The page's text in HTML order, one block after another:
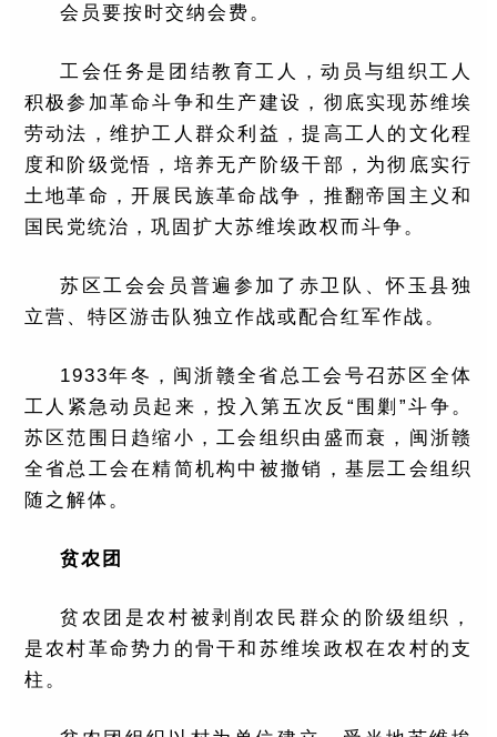
会员要按时交纳会费。
工会任务是团结教育工人，动员与组织工人
积极参加革命斗争和生产建设，彻底实现苏维埃
劳动法，维护工人群众利益，提高工人的文化程
度和阶级觉悟，培养无产阶级干部，为彻底实行
土地革命，开展民族革命战争，推翻帝国主义和
国民党统治，巩固扩大苏维埃政权而斗争。
苏区工会会员普遍参加了赤卫队、怀玉县独
立营、特区游击队独立作战或配合红军作战。
1933年冬，闽浙赣全省总工会号召苏区全体
工人紧急动员起来，投入第五次反“围剿”斗争。
苏区范围日趋缩小，工会组织由盛而衰，闽浙赣
全省总工会在精简机构中被撤销，基层工会组织
随之解体。
贫农团
贫农团是农村被剥削农民群众的阶级组织，
是农村革命势力的骨干和苏维埃政权在农村的支
柱。